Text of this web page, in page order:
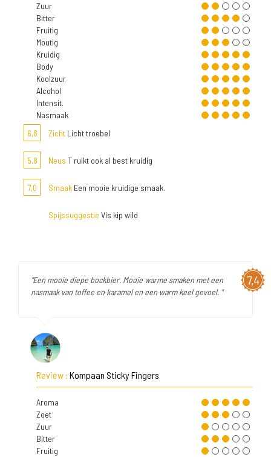
Zuur
Bitter
Fruitig
Moutig
Kruidig
Body
Koolzuur
Alcohol
Intensit.
Nasmaak
6,8
Zicht Licht troebel
5,8 Neus T ruikt ook al best kruidig
7,0 Smaak Een mooie kruidige smaak.
Spijssuggestie Vis kip wild
7,4
"Een mooie diepe bockbier. Mooie warme smaken met een
nasmaak van toffee en karamel en een warm keel gevoel. "
Review : Kompaan Sticky Fingers
Aroma
Zoet
Zuur
Bitter
Fruitig